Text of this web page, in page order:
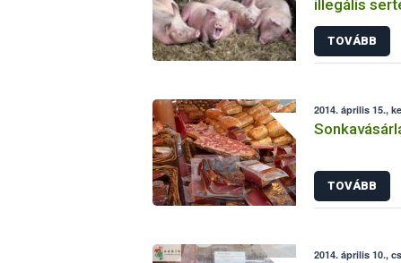
illegális
TOVÁBB
2014. április 15.,
TOVÁBB
2014. április 10.,